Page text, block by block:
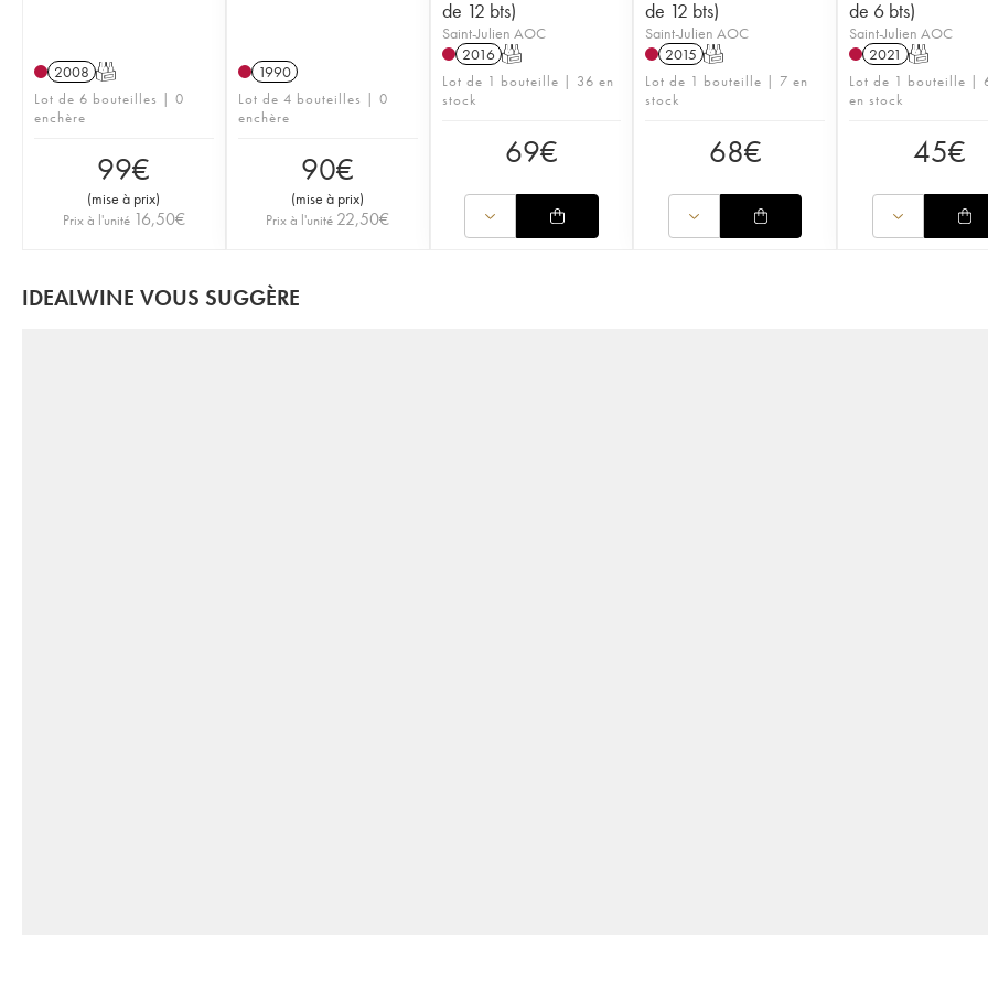
2008 T
Lot de 6 bouteilles | 0
enchère
99€
(mise à prix)
Prix à l'unité 16,50€
1990
Lot de 4 bouteilles | 0
enchère
90€
(mise à prix)
Prix à l'unité 22,50€
de 12 bts)
Saint-Julien AOC
2016 T
Lot de 1 bouteille | 36 en
stock
69€
de 12 bts)
Saint-Julien AOC
2015 T
Lot de 1 bouteille | 7 en
stock
68€
de 6 bts)
Saint-Julien AOC
2021 T
Lot de 1 bouteille |
en stock
45€
IDEALWINE VOUS SUGGÈRE